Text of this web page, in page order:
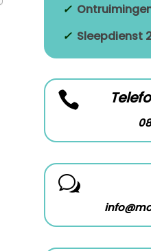
✓
✓ Sleepdienst

w